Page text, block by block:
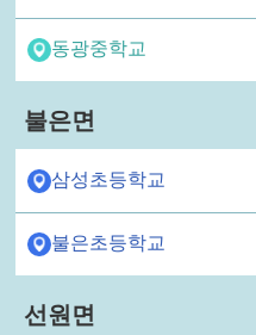
동광중학교
불은면
삼성초등학교
불은초등학교
선원면